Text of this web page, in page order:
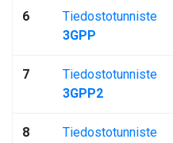
6
Tiedostotunniste
3GPP
7
Tiedostotunniste
3GPP2
8
Tiedostotunniste